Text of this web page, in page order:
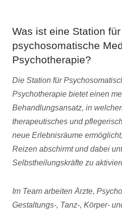
Was ist eine Station für
psychosomatische
Psychotherapie?
Die Station für
Psychotherapie bietet einen
Behandlungsansatz, in
therapeutisches und
neue Erlebnisräume
Reizen abschirmt und dabei
Selbstheilungskräfte zu
Im Team arbeiten Ärzte,
Gestaltungs-, Tanz-, Körper-